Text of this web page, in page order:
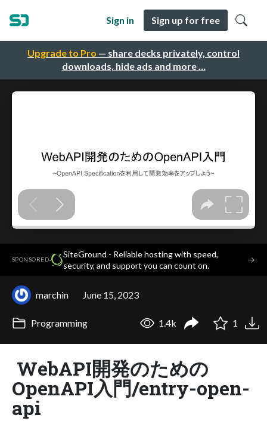
Upgrade to Pro — share decks privately, control
downloads, hide ads and more …
Sign in Sign up for free
SPONSORED·
SiteGround - Reliable hosting with speed,
security, and support you can count on.
→
marchin June 15, 2023
Programming 1.4k 1
WebAPI開発のための
OpenAPI入門/entry-open-
api